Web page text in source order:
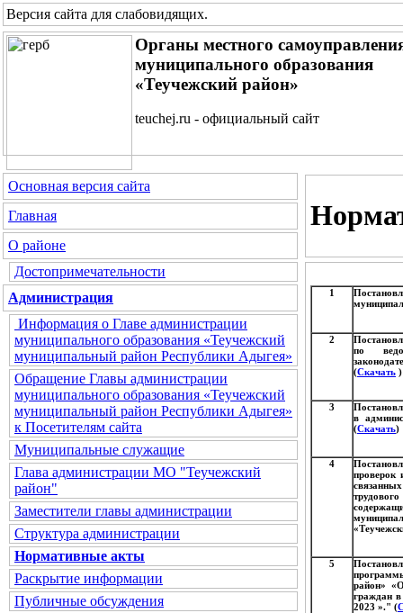
Версия сайта для слабовидящих.
Органы местного
муниципального образования
«Теучежский район»
teuchej.ru - официальный сайт
Основная версия сайта
Главная
О районе
Достопримечательности
Администрация
Информация о Главе администрации
муниципального образования «Теучежский
муниципальный район Республики Адыгея»
Обращение Главы администрации
муниципального образования «Теучежский
муниципальный район Республики Адыгея»
к Посетителям сайта
Муниципальные служащие
Глава администрации МО "Теучежский
район"
Заместители главы администрации
Структура администрации
Нормативные акты
Раскрытие информации
Публичные обсуждения
1
2
по
(Скачать )
3
в
(Скачать)
4
проверок
5
район»
граждан в
2023 »." (